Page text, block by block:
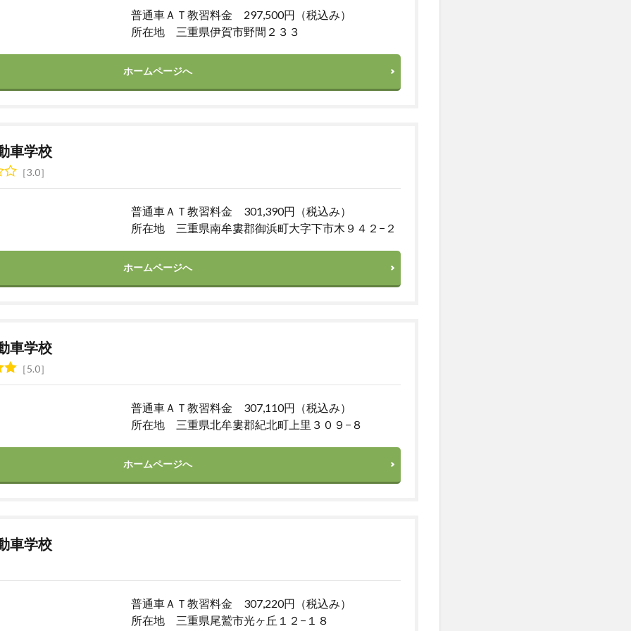
普通車ＡＴ教習料金 297,500円（税込み）
所在地 三重県伊賀市野間２３３
ホームページへ
車学校
3.0
普通車ＡＴ教習料金 301,390円（税込み）
所在地 三重県南牟婁郡御浜町大字下市木９４２−２
ホームページへ
車学校
5.0
普通車ＡＴ教習料金 307,110円（税込み）
所在地 三重県北牟婁郡紀北町上里３０９−８
ホームページへ
車学校
普通車ＡＴ教習料金 307,220円（税込み）
所在地 三重県尾鷲市光ヶ丘１２−１８